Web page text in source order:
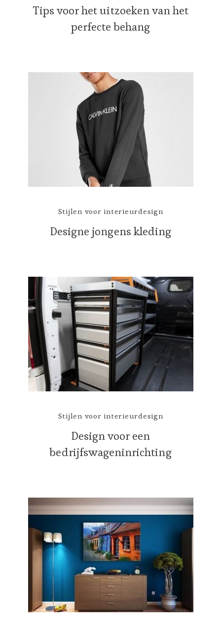
Tips voor het uitzoeken van het
perfecte behang
Stijlen voor interieurdesign
Designe jongens kleding
Stijlen voor interieurdesign
Design voor een
bedrijfswageninrichting